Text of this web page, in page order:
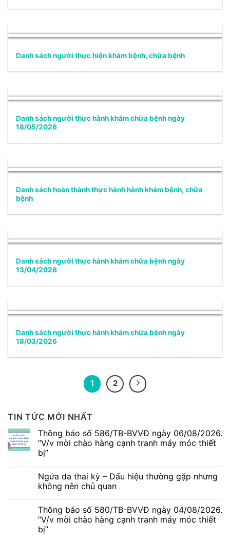
Danh sách người thực hiện khám bệnh, chữa bệnh
Danh sách người thực hành khám chữa bệnh ngày
18/05/2026
Danh sách hoàn thành thực hành hành khám bệnh, chữa
bệnh
Danh sách người thực hành khám chữa bệnh ngày
13/04/2026
Danh sách người thực hành khám chữa bệnh ngày
18/03/2026
1 2
TIN TỨC MỚI NHẤT
Thông báo số 586/TB-BVVĐ ngày 06/08/2026.
“V/v mời chào hàng cạnh tranh máy móc thiết
bị”
bình
luận
ở
số
586/TB-
BVVĐ
ngày
06/08/2026.
Ngứa da thai kỳ – Dấu hiệu thường gặp nhưng
không nên chủ quan
bình
luận
Ngứa
Thông báo số 580/TB-BVVĐ ngày 04/08/2026.
“V/v mời chào hàng cạnh tranh máy móc thiết
bị”